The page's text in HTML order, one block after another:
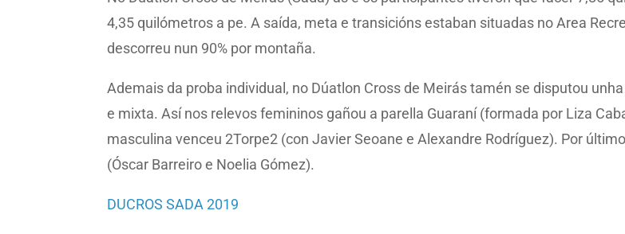
4,35 quilómetros a pe. A saída, meta e transicións estaban situadas no Area
descorreu nun 90% por montaña.
Ademais da proba individual, no Dúatlon Cross de Meirás tamén se disputou
e mixta. Así nos relevos femininos gañou a parella Guaraní (formada por Liza
masculina venceu 2Torpe2 (con Javier Seoane e Alexandre Rodríguez). Por
(Óscar Barreiro e Noelia Gómez).
DUCROS SADA 2019